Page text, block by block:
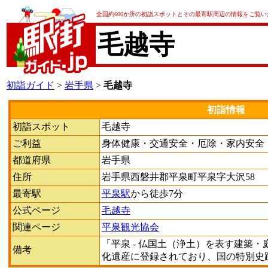
全国約600か所の初詣スポットとその最寄駅周辺の情報をご覧
毛越寺
初詣ガイド > 岩手県 > 毛越寺
初詣情報
初詣スポット
毛越寺
ご利益
身体健康・交通安全・厄除・家内安全
都道府県
岩手県
住所
岩手県西磐井郡平泉町平泉字大沢58
最寄駅
平泉駅から徒歩7分
公式ページ
毛越寺
関連ページ
平泉観光協会
備考
「平泉 - 仏国土（浄土）を表す建築
化遺産に登録されており、国の特別